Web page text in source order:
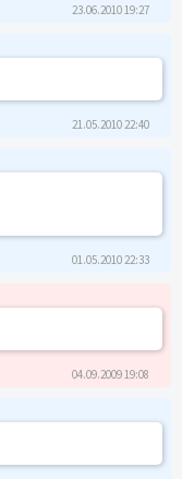
23.06.2010 19:27
21.05.2010 22:40
01.05.2010 22:33
04.09.2009 19:08